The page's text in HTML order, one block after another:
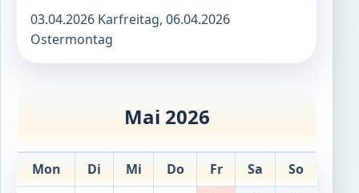
03.04.2026 Karfreitag, 06.04.2026
Ostermontag
Mai 2026
Mon Di Mi Do Fr Sa
So